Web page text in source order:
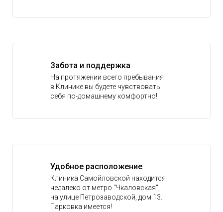
Забота и поддержка
На протяжении всего пребывания
в Клинике вы будете чувствовать
себя по-домашнему комфортно!
Удобное расположение
Клиника Самойловской находится
недалеко от метро "Чкаловская",
на улице Петрозаводской, дом 13.
Парковка имеется!